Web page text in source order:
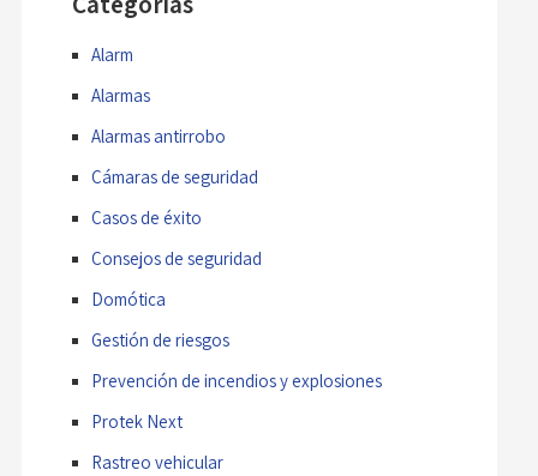
Alarm
Alarmas
Alarmas antirrobo
Cámaras de seguridad
Casos de éxito
Consejos de seguridad
Domótica
Gestión de riesgos
Prevención de incendios y explosiones
Protek Next
Rastreo vehicular